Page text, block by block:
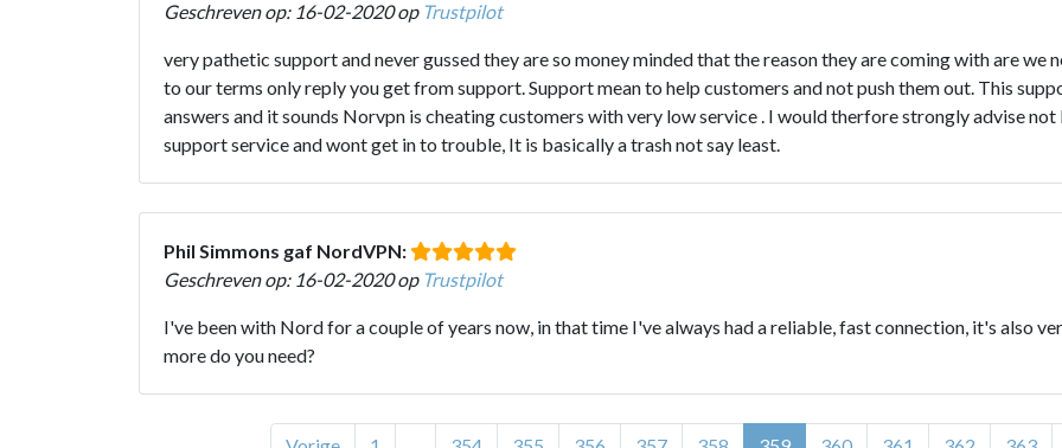
Geschreven op: 16-02-2020 op Trustpilot
very pathetic support and never gussed they are so money minded that the reason they are coming with are we
to our terms only reply you get from support. Support mean to help customers and not push them out. This
answers and it sounds Norvpn is cheating customers with very low service . I would therfore strongly advise
support service and wont get in to trouble, It is basically a trash not say least.
Phil Simmons gaf NordVPN:
Geschreven op: 16-02-2020 op Trustpilot
I've been with Nord for a couple of years now, in that time I've always had a reliable, fast connection, it's also
more do you need?